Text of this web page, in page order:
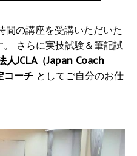
間の講座を受講いただいた
さらに実技試験＆筆記試
人JCLA（Japan Coach
ーチ としてご自分のお仕